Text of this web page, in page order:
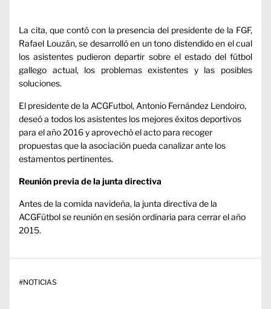
La cita, que contó con la presencia del presidente de la FGF,
Rafael Louzán, se desarrolló en un tono distendido en el cual
los asistentes pudieron departir sobre el estado del fútbol
gallego actual, los problemas existentes y las posibles
soluciones.
El presidente de la ACGFutbol, Antonio Fernández Lendoiro,
deseó a todos los asistentes los mejores éxitos deportivos
para el año 2016 y aprovechó el acto para recoger
propuestas que la asociación pueda canalizar ante los
estamentos pertinentes.
Reunión previa de la junta directiva
Antes de la comida navideña, la junta directiva de la
ACGFútbol se reunión en sesión ordinaria para cerrar el año
2015.
#NOTICIAS